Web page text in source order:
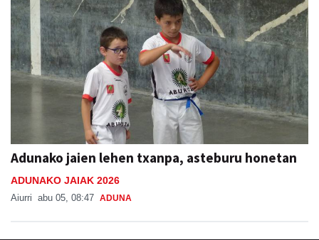
Adunako jaien lehen txanpa, asteburu honetan
ADUNAKO JAIAK 2026
Aiurri abu 05, 08:47 ADUNA